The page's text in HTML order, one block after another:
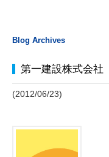
Blog Archives
第一建設株式会社
(2012/06/23)